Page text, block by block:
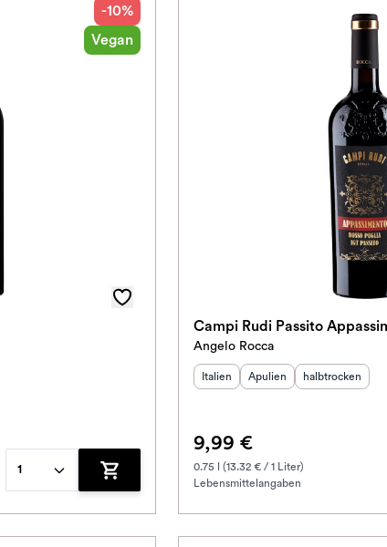
-10%
Vegan
1
Zum Warenkorb hinzufügen
Campi Rudi Passito
Angelo Rocca
Herkunftsland:
Italien Herkunftsregion:
Apulien Geschmack:
halbtrocken
9,99 €
0.75 l (13.32 € / 1 Liter)
Lebensmittelangaben